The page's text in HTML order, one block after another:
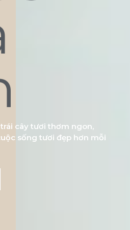
cây tươi thơm ngon,
sống tươi đẹp hơn mỗi